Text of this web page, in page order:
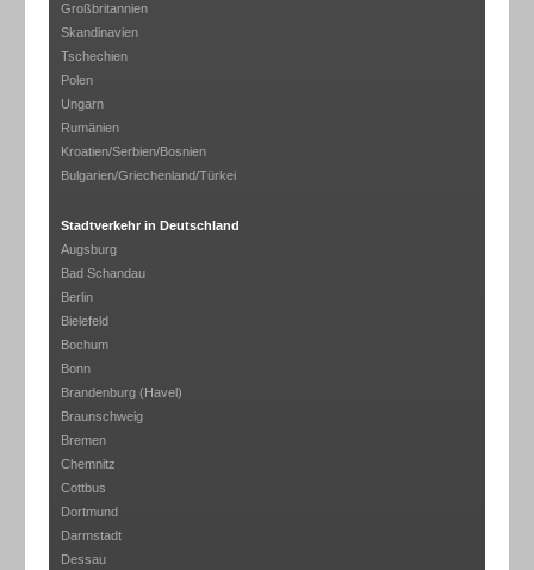
Großbritannien
Skandinavien
Tschechien
Polen
Ungarn
Rumänien
Kroatien/Serbien/Bosnien
Bulgarien/Griechenland/Türkei
Stadtverkehr in Deutschland
Augsburg
Bad Schandau
Berlin
Bielefeld
Bochum
Bonn
Brandenburg (Havel)
Braunschweig
Bremen
Chemnitz
Cottbus
Dortmund
Darmstadt
Dessau